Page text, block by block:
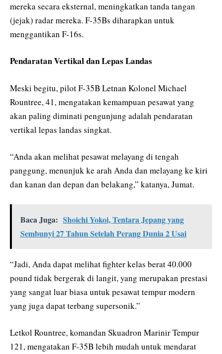
mereka secara eksternal, meningkatkan tanda tangan
(jejak) radar mereka. F-35Bs diharapkan untuk
menggantikan F-16s.
Pendaratan Vertikal dan Lepas Landas
Meski begitu, pilot F-35B Letnan Kolonel Michael
Rountree, 41, mengatakan kemampuan pesawat yang
akan paling diminati pengunjung adalah pendaratan
vertikal lepas landas singkat.
“Anda akan melihat pesawat melayang di tengah
panggung, menunjuk ke arah Anda dan melayang ke kiri
dan kanan dan depan dan belakang,” katanya, Jumat.
Baca Juga: Shoichi Yokoi, Tentara Jepang yang
Sembunyi 27 Tahun Setelah Perang Dunia 2 Usai
“Jadi, Anda dapat melihat fighter kelas berat 40.000
pound tidak bergerak di langit, yang merupakan prestasi
yang sangat luar biasa untuk pesawat tempur modern
yang juga dapat terbang supersonik.”
Letkol Rountree, komandan Skuadron Marinir Tempur
121, mengatakan F-35B lebih mudah untuk mendarat